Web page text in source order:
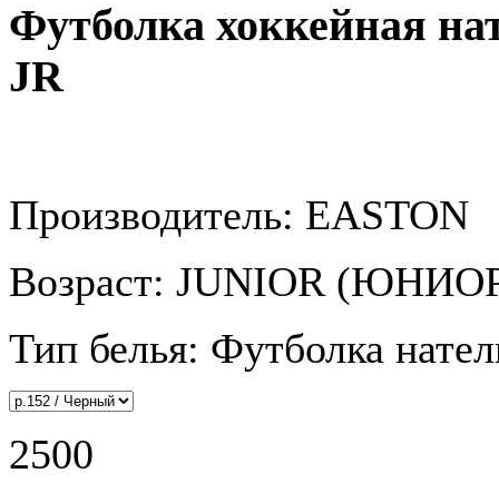
Футболка хоккейная
JR
Производитель: EASTON
Возраст: JUNIOR
Тип белья: Футболка
2500